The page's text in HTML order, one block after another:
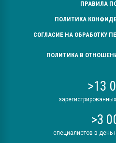
ПРАВИЛА
ПОЛИТИКА
СОГЛАСИЕ НА ОБРАБОТКУ
ПОЛИТИКА В
>13
>3
специалистов в